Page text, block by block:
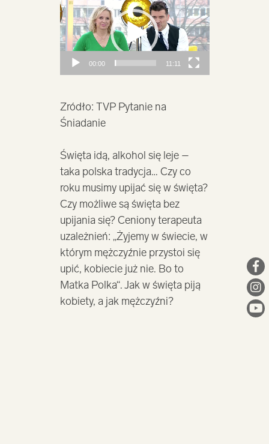
video
00:00 11:11
Zródło: TVP Pytanie na
Śniadanie
Święta idą, alkohol się leje –
taka polska tradycja… Czy co
roku musimy upijać się w święta?
Czy możliwe są święta bez
upijania się? Ceniony terapeuta
uzależnień: „Żyjemy w świecie, w
którym mężczyźnie przystoi się
upić, kobiecie już nie. Bo to
Matka Polka“. Jak w święta piją
kobiety, a jak mężczyźni?